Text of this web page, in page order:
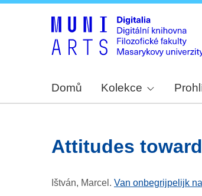
Domů Kolekce
attitudes
Ištván, Marcel . Van onbegrijpelijk